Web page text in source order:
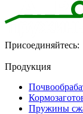
Присоединяйтесь:
Продукция
Пружины